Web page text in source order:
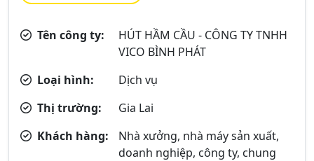
Tên công ty:
HÚT HẦM CẦU - CÔNG TY TNHH
VICO BÌNH PHÁT
Loại hình:
Dịch vụ
Thị trường:
Gia Lai
Khách hàng:
Nhà xưởng, nhà máy sản xuất,
doanh nghiệp, công ty, chung